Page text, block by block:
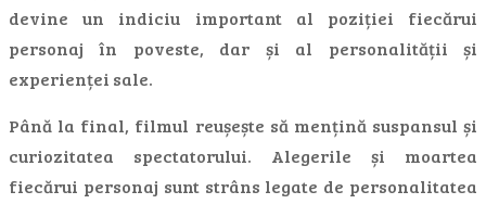
devine un indiciu important al poziției fiecărui
personaj în poveste, dar și al personalității și
experienței sale.
Până la final, filmul reușește să mențină suspansul și
curiozitatea spectatorului. Alegerile și moartea
fiecărui personaj sunt strâns legate de personalitatea